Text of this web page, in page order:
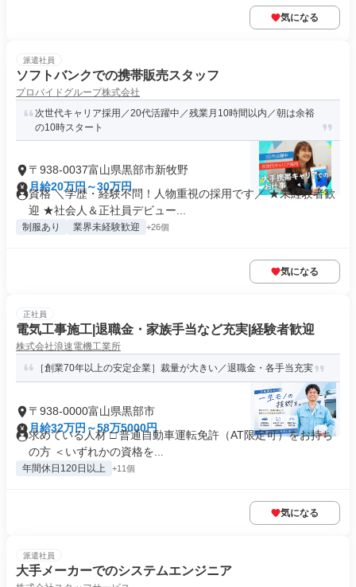
気になる
派遣社員
ソフトバンクでの携帯販売スタッフ
プロバイドグループ株式会社
次世代キャリア採用／20代活躍中／残業月10時間以内／朝は余裕
の10時スタート
〒938-0037富山県黒部市新牧野
月給20万円～30万円
資格 ＼学歴・経験不問！人物重視の採用です／ ★未経験者歓
迎 ★社会人＆正社員デビュー...
制服あり 業界未経験歓迎 +26個
気になる
正社員
電気工事施工|退職金・家族手当など充実|経験者歓迎
株式会社浪速電機工業所
［創業70年以上の安定企業］裁量が大きい／退職金・各手当充実
〒938-0000富山県黒部市
月給32万円～58万5000円
求めている人材 □ 普通自動車運転免許（AT限定可）をお持ち
の方 ＜いずれかの資格を...
年間休日120日以上 +11個
気になる
派遣社員
大手メーカーでのシステムエンジニア